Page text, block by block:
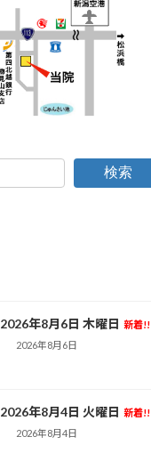
検索
2026年8月6日 木曜日 新着!!
2026年8月6日
2026年8月4日 火曜日 新着!!
2026年8月4日